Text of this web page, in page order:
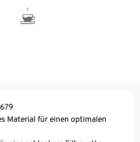
Material für einen optimalen